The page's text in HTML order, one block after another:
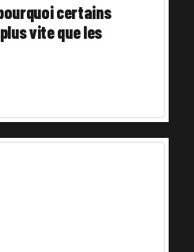
certains
vite que les